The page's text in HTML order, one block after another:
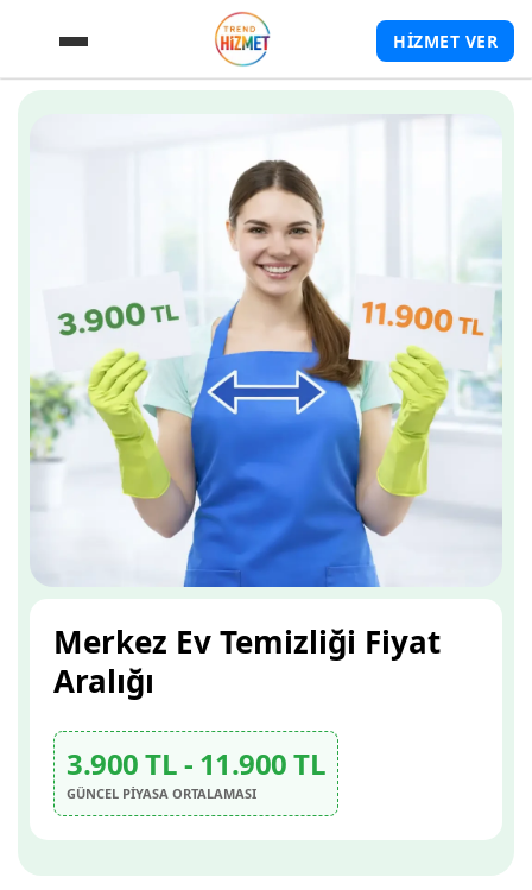
HİZMET VER
Merkez Ev Temizliği Fiyat
Aralığı
3.900 TL - 11.900 TL
GÜNCEL PİYASA ORTALAMASI